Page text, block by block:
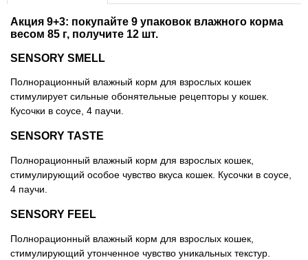
Акция 9+3: покупайте 9 упаковок влажного корма
весом 85 г, получите 12 шт.
SENSORY SMELL
Полнорационный влажный корм для взрослых кошек
стимулирует сильные обонятельные рецепторы у кошек.
Кусочки в соусе, 4 паучи.
SENSORY TASTE
Полнорационный влажный корм для взрослых кошек,
стимулирующий особое чувство вкуса кошек. Кусочки в соусе,
4 паучи.
SENSORY FEEL
Полнорационный влажный корм для взрослых кошек,
стимулирующий утонченное чувство уникальных текстур.
Популярные зоотовары
Архив / Снято с производства